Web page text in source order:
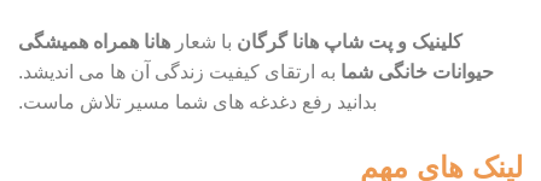
لینک های مهم
کلینیک و پت شاپ هانا گرگان با شعار هانا همراه همیشگی
حیوانات خانگی شما به ارتقای کیفیت زندگی آن ها می اندیشد.
بدانید رفع دغدغه های شما مسیر تلاش ماست.